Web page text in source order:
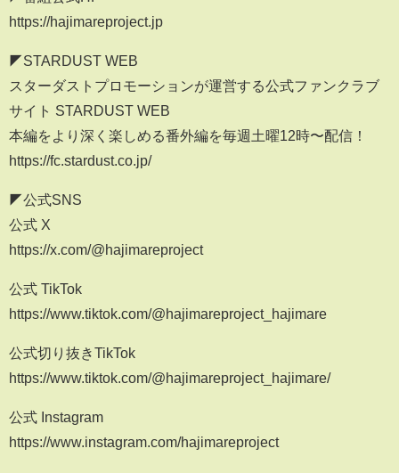
https://hajimareproject.jp
◤STARDUST WEB
スターダストプロモーションが運営する公式ファンクラブ
サイト STARDUST WEB
本編をより深く楽しめる番外編を毎週土曜12時〜配信！
https://fc.stardust.co.jp/
◤公式SNS
公式 X
https://x.com/@hajimareproject
公式 TikTok
https://www.tiktok.com/@hajimareproject_hajimare
公式切り抜きTikTok
https://www.tiktok.com/@hajimareproject_hajimare/
公式 Instagram
https://www.instagram.com/hajimareproject